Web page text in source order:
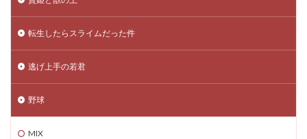
転生したらスライムだった件
逃げ上手の若君
野球
MIX